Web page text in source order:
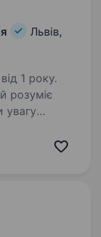
Львів,
1 року.
розуміє
увагу
за якими